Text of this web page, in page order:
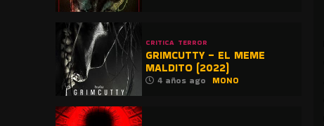
CRITICA TERROR
GRIMCUTTY – EL MEME
MALDITO (2022)
4 años ago MONO